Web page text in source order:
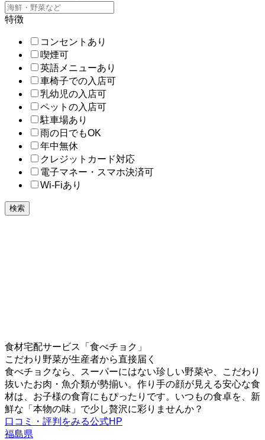
特徴
コンセントあり
喫煙可
英語メニューあり
車椅子での入店可
乳幼児の入店可
ペットの入店可
駐車場あり
雨の日でもOK
年中無休
クレジットカード対応
電子マネー・スマホ決済可
Wi-Fiあり
検索
食材宅配サービス「食べチョク」
こだわり野菜が生産者から直接届く
食べチョクなら、スーパーにはない珍しい野菜や、こだわり
抜いたお肉・魚介類が勢揃い。作り手の顔が見える安心な食
材は、お子様の食育にもぴったりです。いつもの食卓を、新
鮮な「本物の味」で少し贅沢に彩りませんか？
口コミ・評判をみる公式HP
福島県